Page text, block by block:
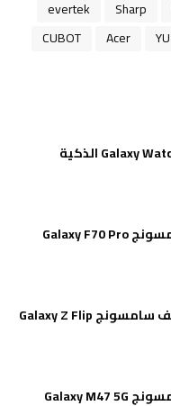
Sharp
evertek
YU
Acer
CUBOT
مواصفات هاتف سامسونج Galaxy F70 Pro
جميع مواصفات هاتف سامسونج Galaxy Z Flip
مواصفات هاتف سامسونج Galaxy M47 5G